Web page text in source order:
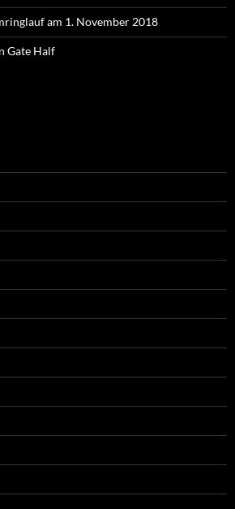
am 1. November 2018
Gate Half